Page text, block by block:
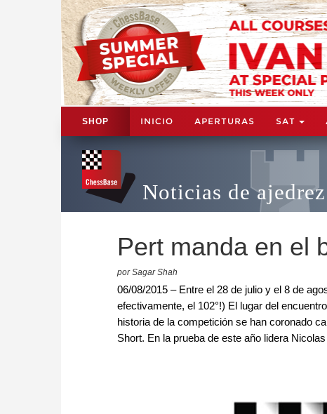
SHOP INICIO APERTURAS SAT
Noticias de ajedrez
Pert manda en el
por Sagar Shah
06/08/2015 – Entre el 28 de julio y el 8 de
efectivamente, el 102°!) El lugar del
historia de la competición se han coronado
Short. En la prueba de este año lidera